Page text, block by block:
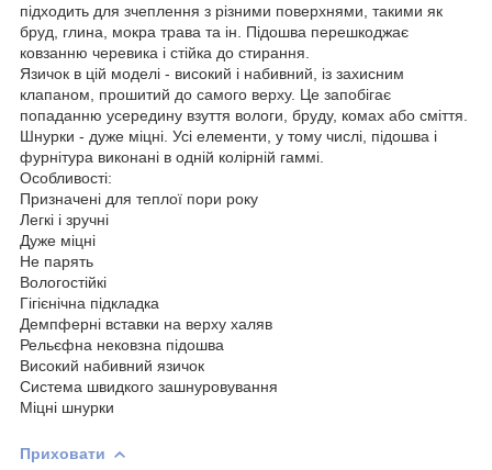
підходить для зчеплення з різними поверхнями, такими як
бруд, глина, мокра трава та ін. Підошва перешкоджає
ковзанню черевика і стійка до стирання.
Язичок в цій моделі - високий і набивний, із захисним
клапаном, прошитий до самого верху. Це запобігає
попаданню усередину взуття вологи, бруду, комах або сміття.
Шнурки - дуже міцні. Усі елементи, у тому числі, підошва і
фурнітура виконані в одній колірній гаммі.
Особливості:
Призначені для теплої пори року
Легкі і зручні
Дуже міцні
Не парять
Вологостійкі
Гігієнічна підкладка
Демпферні вставки на верху халяв
Рельєфна нековзна підошва
Високий набивний язичок
Система швидкого зашнуровування
Міцні шнурки
Приховати